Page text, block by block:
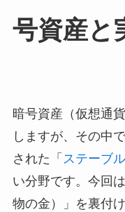
号資産と
暗号資産（仮想通
しますが、その中
された「 ステーブ
い分野です。今回
物の金）」を裏付